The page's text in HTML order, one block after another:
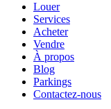
Louer
Services
Acheter
Vendre
À propos
Blog
Parkings
Contactez-nous